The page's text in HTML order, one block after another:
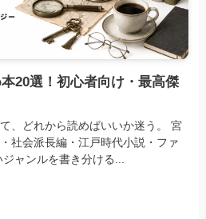
20選！初心者向け・最高傑
、どれから読めばいいか迷う。 宮
社会派長編・江戸時代小説・ファ
ャンルを書き分ける...